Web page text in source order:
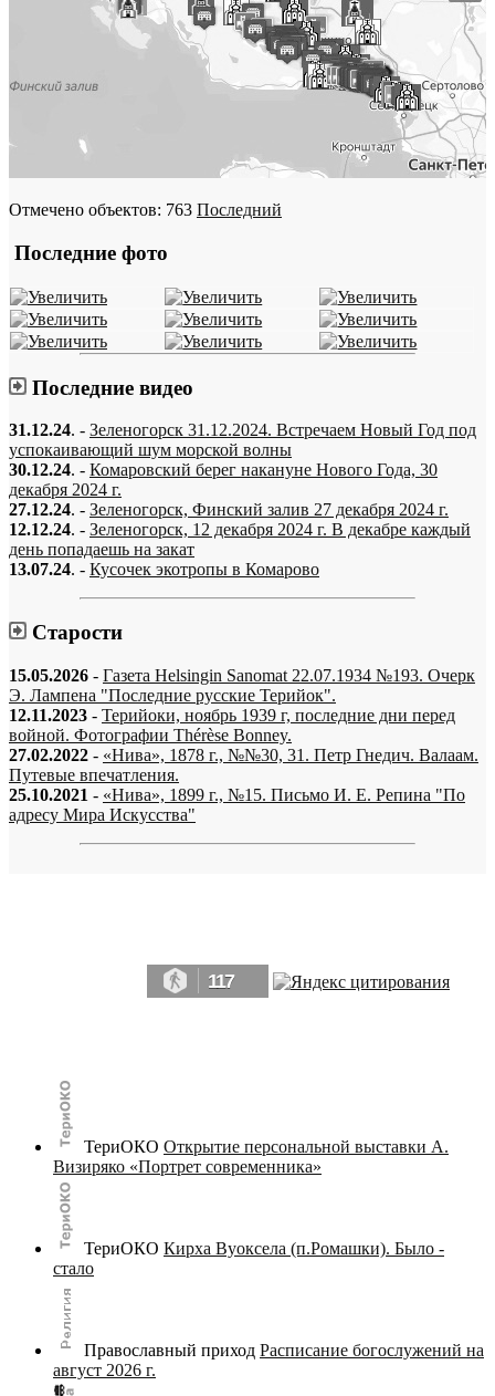
Отмечено объектов: 763 Последний
Последние фото
Последние видео
31.12.24. - Зеленогорск 31.12.2024. Встречаем Новый Год под
успокаивающий шум морской волны
30.12.24. - Комаровский берег накануне Нового Года, 30
декабря 2024 г.
27.12.24. - Зеленогорск, Финский залив 27 декабря 2024 г.
12.12.24. - Зеленогорск, 12 декабря 2024 г. В декабре каждый
день попадаешь на закат
13.07.24. - Кусочек экотропы в Комарово
Старости
15.05.2026 - Газета Helsingin Sanomat 22.07.1934 №193. Очерк
Э. Лампена "Последние русские Терийок".
12.11.2023 - Терийоки, ноябрь 1939 г, последние дни перед
войной. Фотографии Thérèse Bonney.
27.02.2022 - «Нива», 1878 г., №№30, 31. Петр Гнедич. Валаам.
Путевые впечатления.
25.10.2021 - «Нива», 1899 г., №15. Письмо И. Е. Репина "По
адресу Мира Искусства"
117
ТериОКО Открытие персональной выставки А.
Визиряко «Портрет современника»
ТериОКО Кирха Вуоксела (п.Ромашки). Было -
стало
Православный приход Расписание богослужений на
август 2026 г.